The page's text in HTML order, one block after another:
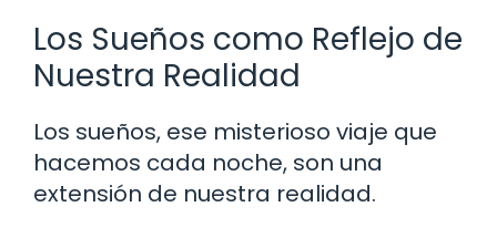
Los Sueños como Reflejo de
Nuestra Realidad
Los sueños, ese misterioso viaje que
hacemos cada noche, son una
extensión de nuestra realidad.